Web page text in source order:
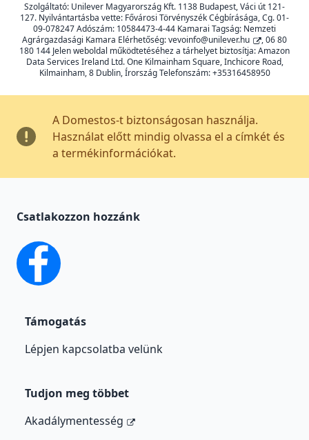
Szolgáltató: Unilever Magyarország Kft. 1138 Budapest, Váci út 121-
127. Nyilvántartásba vette: Fővárosi Törvényszék Cégbírásága, Cg. 01-
09-078247 Adószám: 10584473-4-44 Kamarai Tagság: Nemzeti
Agrárgazdasági Kamara Elérhetőség:vevoinfo@unilever.hu
, 06 80
180 144 Jelen weboldal működtetéséhez a tárhelyet biztosítja: Amazon
Data Services Ireland Ltd. One Kilmainham Square, Inchicore Road,
Kilmainham, 8 Dublin, Írország Telefonszám: +35316458950
A Domestos-t biztonságosan használja.
Használat előtt mindig olvassa el a címkét és
a termékinformációkat.
Csatlakozzon hozzánk
facebook
Támogatás
Lépjen kapcsolatba velünk
Tudjon meg többet
Akadálymentesség